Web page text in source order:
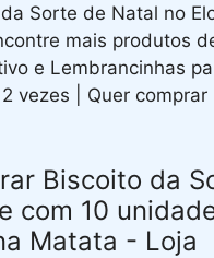
Sorte de Natal no
mais produtos
e Lembrancinhas
vezes | Quer
Biscoito da
com 10
Matata - Loja